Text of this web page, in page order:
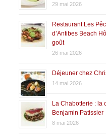
29 mai 2026
Restaurant Les
d’Antibes Beach
goût
26 mai 2026
Déjeuner chez
14 mai 2026
La Chabotterie : la
Benjamin Patissier
8 mai 2026